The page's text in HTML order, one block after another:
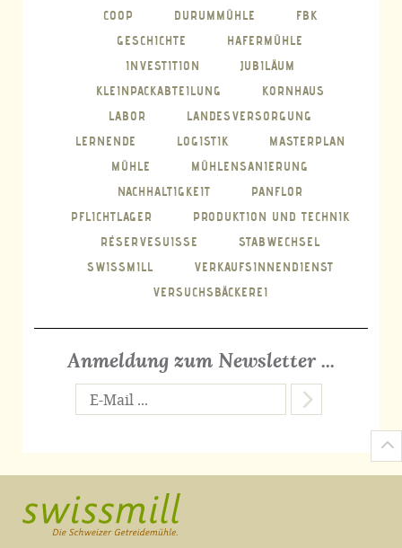
COOP
DURUMMÜHLE
FBK
GESCHICHTE
HAFERMÜHLE
INVESTITION
JUBILÄUM
KLEINPACKABTEILUNG
KORNHAUS
LABOR
LANDESVERSORGUNG
LERNENDE
LOGISTIK
MASTERPLAN
MÜHLE
MÜHLENSANIERUNG
NACHHALTIGKEIT
PANFLOR
PFLICHTLAGER
PRODUKTION UND TECHNIK
RÉSERVESUISSE
STABWECHSEL
SWISSMILL
VERKAUFSINNENDIENST
VERSUCHSBÄCKEREI
Anmeldung zum Newsletter ...